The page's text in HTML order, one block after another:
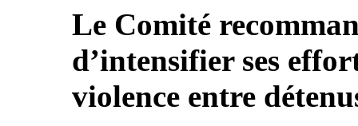
Le Comité
d’intensifier ses
violence entre